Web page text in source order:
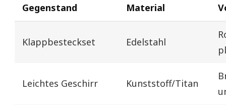
Gegenstand Material
Klappbesteckset Edelstahl
Leichtes Geschirr Kunststoff/Titan